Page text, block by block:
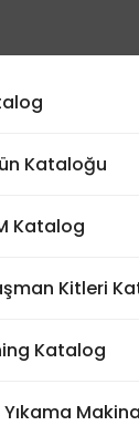
Kataloğu
Katalog
Kitleri
Katalog